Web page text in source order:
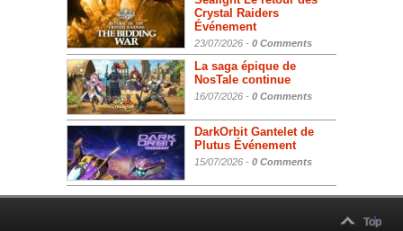
Crystal Raiders
Événement
23/07/2026 - 0 Comments
La saga épique de
NosTale continue
16/07/2026 - 0 Comments
DarkOrbit Gantelet de
Plutus Événement
15/07/2026 - 0 Comments
Top